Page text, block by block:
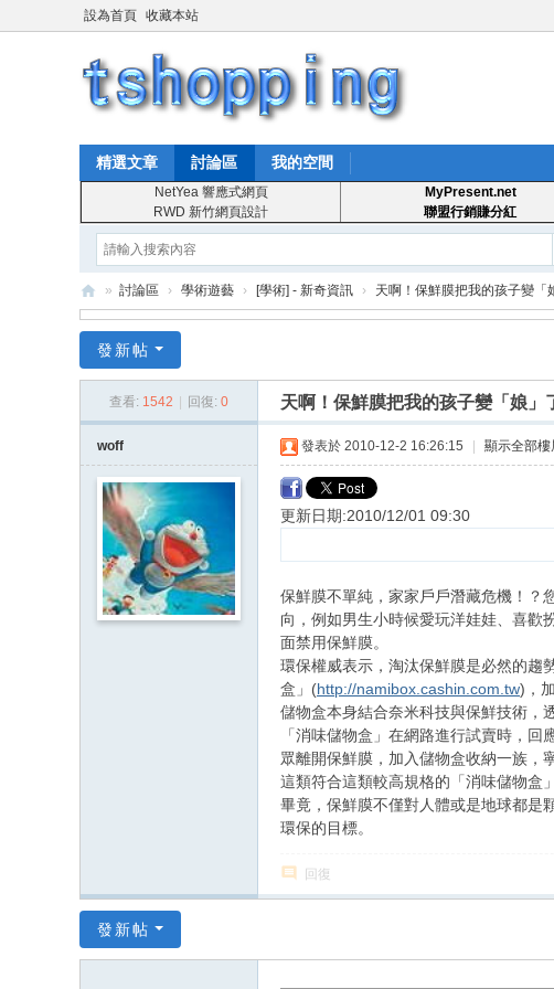
設為首頁 收藏本站
精選文章 討論區 我的空間
NetYea 響應式網頁
RWD 新竹網頁設計
MyPresent.net
聯盟行銷賺分紅
T
ho
pp
» 討論區 › 學術遊藝 › [學術] - 新奇資訊 › 天啊！保鮮膜把我的孩子變「
發新帖
查看: 1542 回復: 0 天啊！保鮮膜把我的孩子變「娘」
woff 發表於 2010-12-2 16:26:15 顯示全部樓
更新日期:2010/12/01 09:30
保鮮膜不單純，家家戶戶潛藏危機！？
向，例如男生小時候愛玩洋娃娃、喜歡
面禁用保鮮膜。
環保權威表示，淘汰保鮮膜是必然的趨
盒」(http://namibox.cashin.com.tw)，
儲物盒本身結合奈米科技與保鮮技術，
「消味儲物盒」在網路進行試賣時，
眾離開保鮮膜，加入儲物盒收納一族，
這類符合這類較高規格的「消味儲物盒
畢竟，保鮮膜不僅對人體或是地球都是
環保的目標。
回復
發新帖